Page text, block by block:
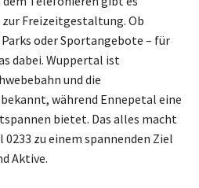
Freizeitgestaltung. Ob
oder Sportangebote – für
dabei. Wuppertal ist
und die
während Ennepetal eine
bietet. Das alles macht
0233 zu einem spannenden Ziel
Aktive.